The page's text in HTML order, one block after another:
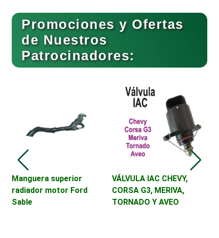
Buceo
Cafeterías
Cámaras de Comercio
Cancelería de Aluminio
Promociones y Ofertas
de Nuestros
Patrocinadores:
Manguera superior
radiador motor Ford
Sable
VÁLVULA IAC CHEVY,
CORSA G3, MERIVA,
TORNADO Y AVEO